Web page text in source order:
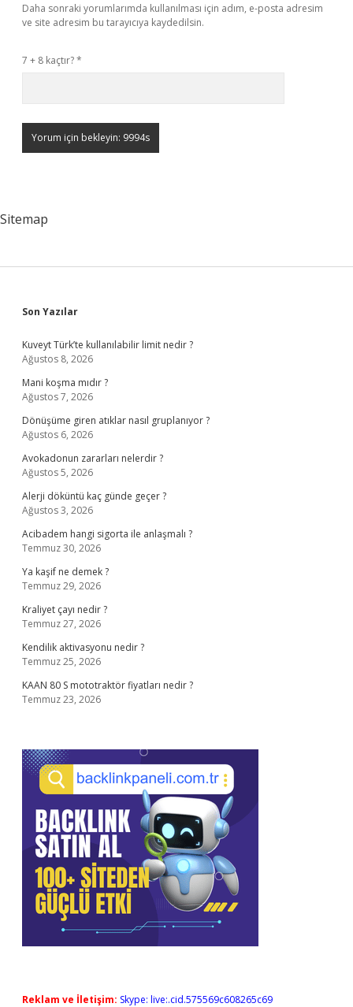
Daha sonraki yorumlarımda kullanılması için adım, e-posta adresim
ve site adresim bu tarayıcıya kaydedilsin.
7 + 8 kaçtır?*
Sitemap
Sidebar
Son Yazılar
Kuveyt Türk’te kullanılabilir limit nedir ?
Ağustos 8, 2026
Mani koşma mıdır ?
Ağustos 7, 2026
Dönüşüme giren atıklar nasıl gruplanıyor ?
Ağustos 6, 2026
Avokadonun zararları nelerdir ?
Ağustos 5, 2026
Alerji döküntü kaç günde geçer ?
Ağustos 3, 2026
Acibadem hangi sigorta ile anlaşmalı ?
Temmuz 30, 2026
Ya kaşif ne demek ?
Temmuz 29, 2026
Kraliyet çayı nedir ?
Temmuz 27, 2026
Kendilik aktivasyonu nedir ?
Temmuz 25, 2026
KAAN 80 S mototraktör fiyatları nedir ?
Temmuz 23, 2026
Reklam ve İletişim: Skype: live:.cid.575569c608265c69